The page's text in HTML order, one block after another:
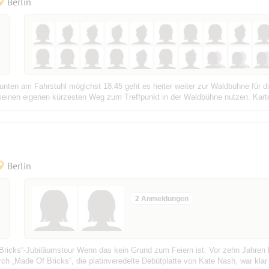
am Fahrstuhl möglchst 18.45 geht es heiter weiter zur Waldbühne für
eigenen kürzesten Weg zum Treffpunkt in der Waldbühne nutzen.
Berlin
2 Anmeldungen
Jubiläumstour Wenn das kein Grund zum Feiern ist: Vor zehn
„Made Of Bricks“, die platinveredelte Debütplatte von Kate Nash, war